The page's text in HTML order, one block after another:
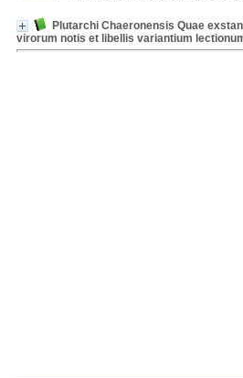
Plutarchi Chaeronensis Quae
virorum notis et libellis variantium